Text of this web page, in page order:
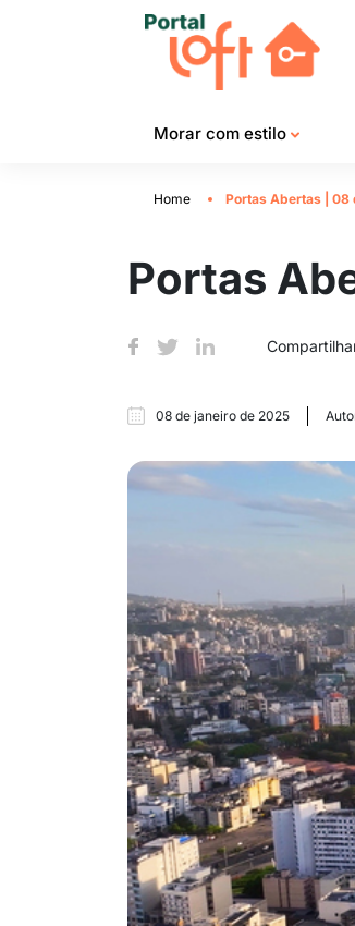
Morar com estilo
Home Portas Abertas | 08
Portas
08 de janeiro de 2025